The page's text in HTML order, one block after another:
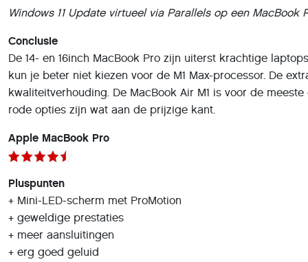
Windows 11 Update virtueel via Parallels op een MacBook
Conclusie
De 14- en 16inch MacBook Pro zijn uiterst krachtige
kun je beter niet kiezen voor de M1 Max-processor. De
kwaliteitverhouding. De MacBook Air M1 is voor de
rode opties zijn wat aan de prijzige kant.
Apple MacBook Pro
Pluspunten
+ Mini-LED-scherm met ProMotion
+ geweldige prestaties
+ meer aansluitingen
+ erg goed geluid